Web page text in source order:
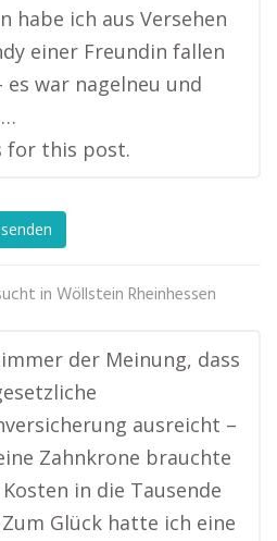
habe ich aus Versehen
einer Freundin fallen
es war nagelneu und
for this post.
in Wöllstein Rheinhessen
der Meinung, dass
ausreicht –
Zahnkrone brauchte
in die Tausende
Glück hatte ich eine